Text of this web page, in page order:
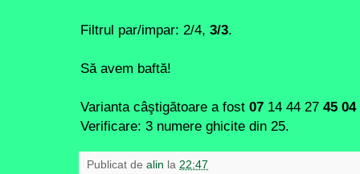
Filtrul par/impar: 2/4, 3/3.
Să avem baftă!
Varianta câştigătoare a fost 07 14 44 27 45 04
Verificare: 3 numere ghicite din 25.
Publicat de alin la 22:47